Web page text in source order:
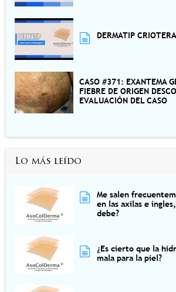
DERMATIP
CASO #371: EXANTEMA
FIEBRE DE ORIGEN
EVALUACIÓN DEL CASO
Lo más leído
Me salen
en las axilas e
debe?
¿Es cierto que la
mala para la piel?